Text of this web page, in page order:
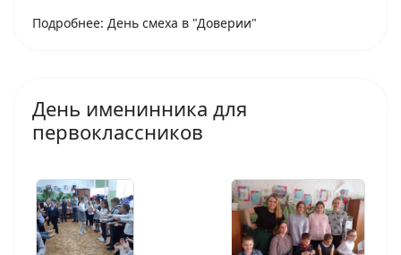
Подробнее: День смеха в "Доверии"
День именинника для
первоклассников